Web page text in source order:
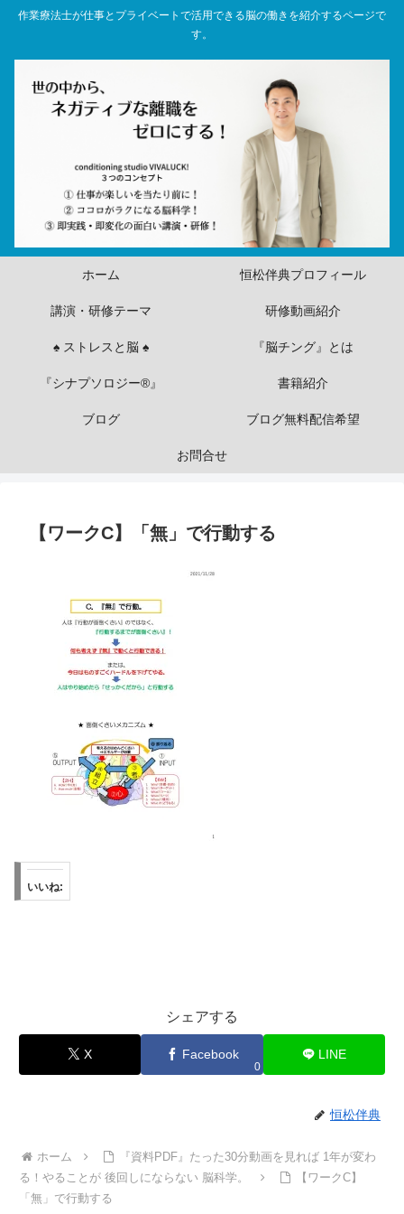
作業療法士が仕事とプライベートで活用できる脳の働きを紹介するページで
す。
ホーム 恒松伴典プロフィール
講演・研修テーマ 研修動画紹介
♠ ストレスと脳 ♠ 『脳チング』とは
『シナプソロジー®』 書籍紹介
ブログ ブログ無料配信希望
お問合せ
【ワークC】「無」で行動する
いいね:
シェアする
X Facebook
0
LINE
恒松伴典
ホーム
『資料PDF』たった30分動画を見れば 1年が変わ
る！やることが 後回しにならない 脳科学。
【ワークC】
「無」で行動する